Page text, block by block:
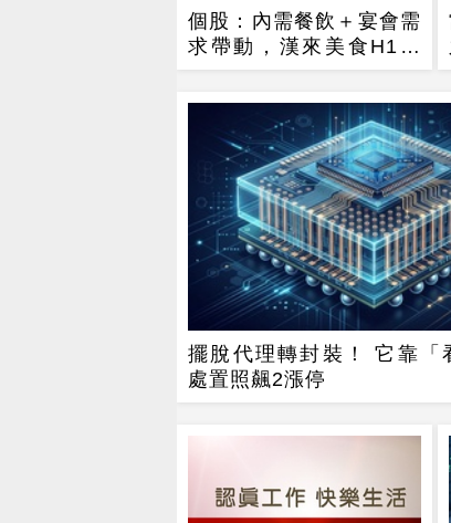
個股：內需餐飲＋宴會需
求帶動，漢來美食H1每
股大賺9.21元，逼近去年
擺脫代理轉封裝！ 它靠「
處置照飆2漲停